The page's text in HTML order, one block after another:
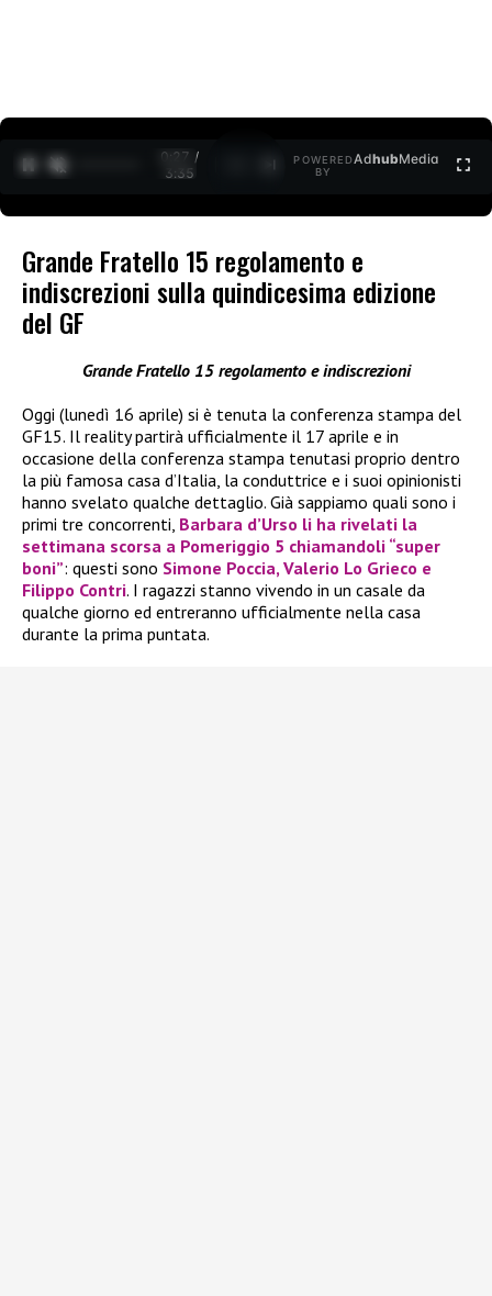
0:27 /
3:35
POWERED
BY
AdhubMedia
Grande Fratello 15 regolamento e
indiscrezioni sulla quindicesima edizione
del GF
Grande Fratello 15 regolamento e indiscrezioni
Oggi (lunedì 16 aprile) si è tenuta la conferenza stampa del
GF15. Il reality partirà ufficialmente il 17 aprile e in
occasione della conferenza stampa tenutasi proprio dentro
la più famosa casa d’Italia, la conduttrice e i suoi opinionisti
hanno svelato qualche dettaglio. Già sappiamo quali sono i
primi tre concorrenti, Barbara d’Urso li ha rivelati la
settimana scorsa a Pomeriggio 5 chiamandoli “super
boni”: questi sono Simone Poccia, Valerio Lo Grieco e
Filippo Contri. I ragazzi stanno vivendo in un casale da
qualche giorno ed entreranno ufficialmente nella casa
durante la prima puntata.